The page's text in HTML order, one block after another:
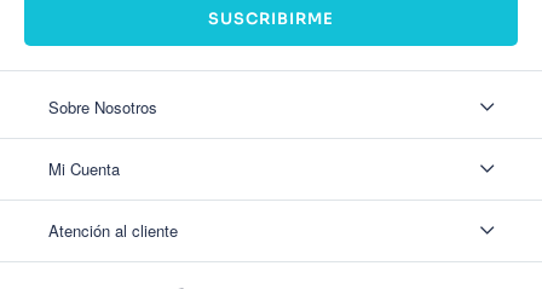
SUSCRIBIRME
Sobre Nosotros
Nuestas tiendas
Mi Cuenta
Ver mis Pedidos
Atención al cliente